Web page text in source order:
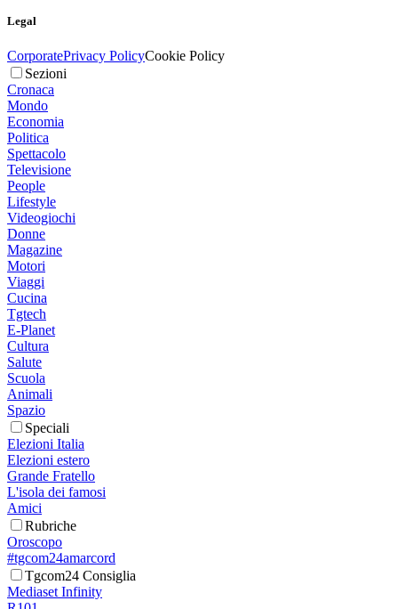
Legal
CorporatePrivacy PolicyCookie Policy
Sezioni
Cronaca
Mondo
Economia
Politica
Spettacolo
Televisione
People
Lifestyle
Videogiochi
Donne
Magazine
Motori
Viaggi
Cucina
Tgtech
E-Planet
Cultura
Salute
Scuola
Animali
Spazio
Speciali
Elezioni Italia
Elezioni estero
Grande Fratello
L'isola dei famosi
Amici
Rubriche
Oroscopo
#tgcom24amarcord
Tgcom24 Consiglia
Mediaset Infinity